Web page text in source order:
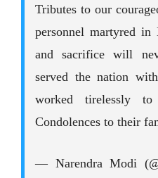
Tributes to our
personnel martyred
and sacrifice will
served the nation
worked tirelessly
Condolences to their
— Narendra Modi